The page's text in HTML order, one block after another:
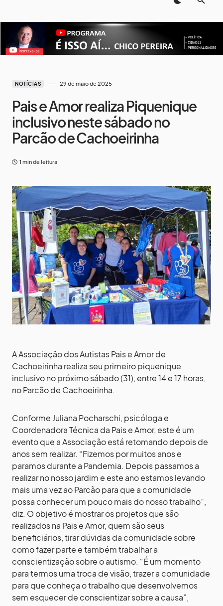
NOTÍCIAS 29 de maio de 2025
Pais e Amor realiza Piquenique
inclusivo neste sábado no
Parcão de Cachoeirinha
1 min de leitura
A Associação dos Autistas Pais e Amor de
Cachoeirinha realiza seu primeiro piquenique
inclusivo no próximo sábado (31), entre 14 e 17 horas,
no Parcão de Cachoeirinha.
Conforme Juliana Pocharschi, psicóloga e
Coordenadora Técnica da Pais e Amor, este é um
evento que a Associação está retomando depois de
anos sem realizar. “Fizemos por muitos anos e
paramos durante a Pandemia. Depois passamos a
realizar no nosso jardim e este ano estamos levando
mais uma vez ao Parcão para que a comunidade
possa conhecer um pouco mais do nosso trabalho”,
diz. O objetivo é mostrar os projetos que são
realizados na Pais e Amor, quem são seus
beneficiários, tirar dúvidas da comunidade sobre
como fazer parte e também trabalhar a
conscientização sobre o autismo. “É um momento
para termos uma troca de visão, trazer a comunidade
para que conheça o trabalho que desenvolvemos
sem esquecer de conscientizar sobre a causa”,